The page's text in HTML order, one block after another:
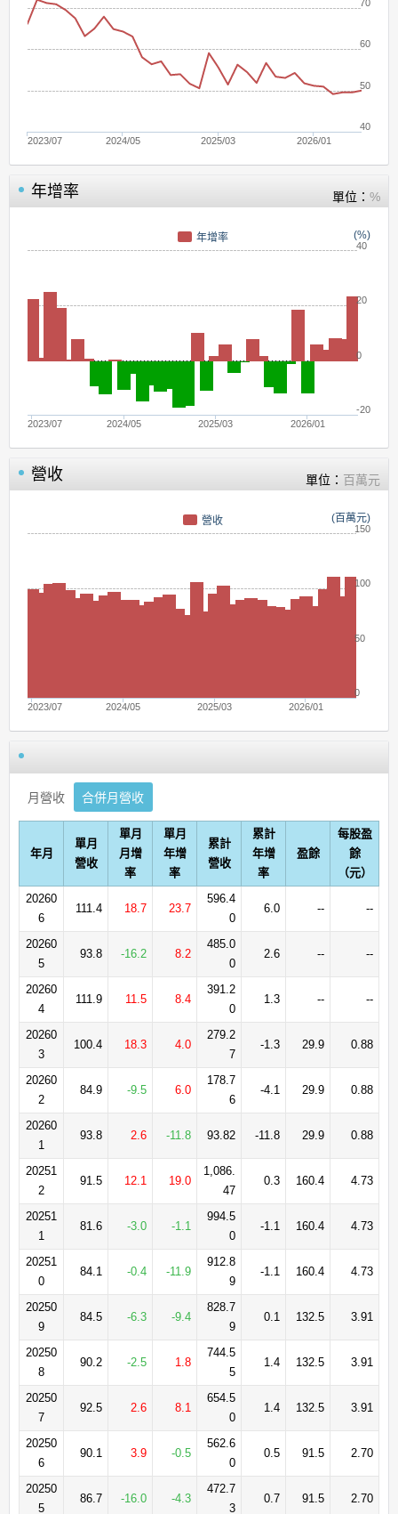
2023/07 2024/05 2025/03 2026/01
40
50
60
70
年增率 單位： %
(%)
年增率
2023/07 2024/05 2025/03 2026/01
-20
0
20
40
營收 單位： 百萬元
(百萬元)
營收
2023/07 2024/05 2025/03 2026/01
0
50
100
150
月營收 合併月營收
年月
單月
營收
單月
月增
率
單月
年增
率
累計
營收
累計
年增
率
盈餘
每股盈
餘
（元）
20260
6
111.4 18.7 23.7
596.4
0
6.0 -- --
20260
5
93.8 -16.2 8.2
485.0
0
2.6 -- --
20260
4
111.9 11.5 8.4
391.2
0
1.3 -- --
20260
3
100.4 18.3 4.0
279.2
7
-1.3 29.9 0.88
20260
2
84.9 -9.5 6.0
178.7
6
-4.1 29.9 0.88
20260
1
93.8 2.6 -11.8 93.82 -11.8 29.9 0.88
20251
2
91.5 12.1 19.0
1,086.
47
0.3 160.4 4.73
20251
1
81.6 -3.0 -1.1
994.5
0
-1.1 160.4 4.73
20251
0
84.1 -0.4 -11.9
912.8
9
-1.1 160.4 4.73
20250
9
84.5 -6.3 -9.4
828.7
9
0.1 132.5 3.91
20250
8
90.2 -2.5 1.8
744.5
5
1.4 132.5 3.91
20250
7
92.5 2.6 8.1
654.5
0
1.4 132.5 3.91
20250
6
90.1 3.9 -0.5
562.6
0
0.5 91.5 2.70
20250
5
86.7 -16.0 -4.3
472.7
3
0.7 91.5 2.70